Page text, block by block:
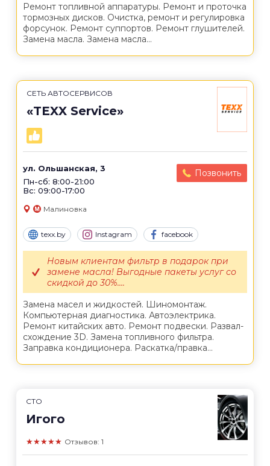
Ремонт топливной аппаратуры. Ремонт и проточка
тормозных дисков. Очистка, ремонт и регулировка
форсунок. Ремонт суппортов. Ремонт глушителей.
Замена масла. Замена масла...
СЕТЬ АВТОСЕРВИСОВ
«TEXX Service»
ул. Ольшанская, 3
Пн-сб: 8:00-21:00
Вс: 09:00-17:00
Позвонить
Малиновка
texx.by Instagram facebook
Замена масел и жидкостей. Шиномонтаж.
Компьютерная диагностика. Автоэлектрика.
Ремонт китайских авто. Ремонт подвески. Развал-
схождение 3D. Замена топливного фильтра.
Заправка кондиционера. Раскатка/правка...
Новым клиентам фильтр в подарок при
замене масла! Выгодные пакеты услуг со
скидкой до 30%....
СТО
Игого
★★★★★ Отзывов: 1